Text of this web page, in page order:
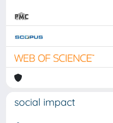
social impact